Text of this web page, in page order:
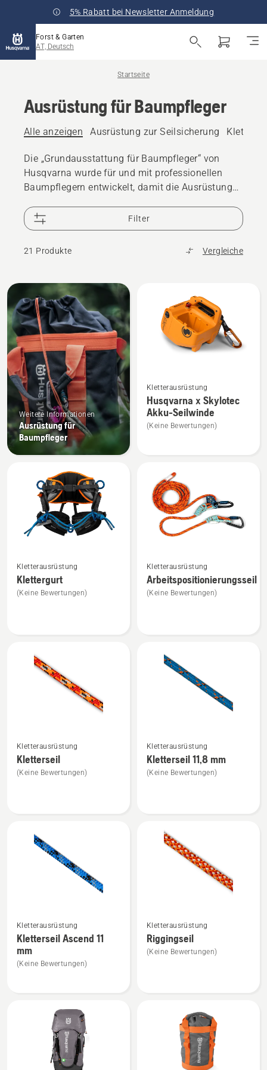
5% Rabatt bei Newsletter Anmeldung
Forst & Garten
AT, Deutsch
Startseite
Ausrüstung für Baumpfleger
Alle anzeigen Ausrüstung zur Seilsicherung
Die „Grundausstattung für Baumpfleger“ von
Husqvarna wurde für und mit professionellen
Baumpflegern entwickelt, damit die Ausrüstung
Filter
21 Produkte Vergleiche
Alle
Produkte
Weitere Informationen
Ausrüstung für
Baumpfleger
Details
zu
Husqvarna
Seilwinde
anzeigen
Kletterausrüstung
Husqvarna x Skylotec
Akku-Seilwinde
(Keine Bewertungen)
Details
zu
Klettergurt
Kletterausrüstung
Klettergurt
(Keine Bewertungen)
Details
zu
Arbeitspositionierungsseil
Kletterausrüstung
Arbeitspositionierungsseil
(Keine Bewertungen)
Details
zu
Kletterseil
Kletterausrüstung
Kletterseil
(Keine Bewertungen)
Details
zu
Kletterseil
Kletterausrüstung
Kletterseil 11,8 mm
(Keine Bewertungen)
Details
zu
Kletterseil
Ascend
Kletterausrüstung
Kletterseil Ascend 11
mm
(Keine Bewertungen)
Details
zu
Riggingseil
Kletterausrüstung
Riggingseil
(Keine Bewertungen)